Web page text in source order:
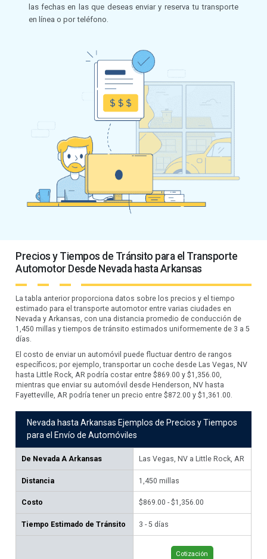
las fechas en las que deseas enviar y reserva tu transporte
en línea o por teléfono.
Precios y Tiempos de Tránsito para el Transporte
Automotor Desde Nevada hasta Arkansas
La tabla anterior proporciona datos sobre los precios y el tiempo
estimado para el transporte automotor entre varias ciudades en
Nevada y Arkansas, con una distancia promedio de conducción de
1,450 millas y tiempos de tránsito estimados uniformemente de 3 a 5
días.
El costo de enviar un automóvil puede fluctuar dentro de rangos
específicos; por ejemplo, transportar un coche desde Las Vegas, NV
hasta Little Rock, AR podría costar entre $869.00 y $1,356.00,
mientras que enviar su automóvil desde Henderson, NV hasta
Fayetteville, AR podría tener un precio entre $872.00 y $1,361.00.
Nevada hasta Arkansas Ejemplos de Precios y Tiempos
para el Envío de Automóviles
De Nevada A Arkansas
Distancia
Costo
Tiempo Estimado de Tránsito
Las Vegas, NV a Little Rock, AR
1,450 millas
$869.00 - $1,356.00
3 - 5 días
Cotización